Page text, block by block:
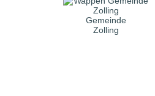
Gemeinde
Zolling